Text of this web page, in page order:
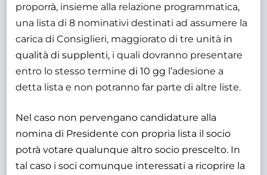
proporrà, insieme alla relazione programmatica,
una lista di 8 nominativi destinati ad assumere la
carica di Consiglieri, maggiorato di tre unità in
qualità di supplenti, i quali dovranno presentare
entro lo stesso termine di 10 gg l’adesione a
detta lista e non potranno far parte di altre liste.
Nel caso non pervengano candidature alla
nomina di Presidente con propria lista il socio
potrà votare qualunque altro socio prescelto. In
tal caso i soci comunque interessati a ricoprire la